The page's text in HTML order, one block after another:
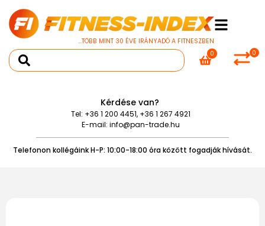
...TÖBB MINT 30 ÉVE IRÁNYADÓ A FITNESZBEN
0
0
Kérdése van?
Tel: +36 1 200 4451, +36 1 267 4921
E-mail: info@pan-trade.hu
Telefonon kollégáink H-P: 10:00-18:00 óra között fogadják hívását.